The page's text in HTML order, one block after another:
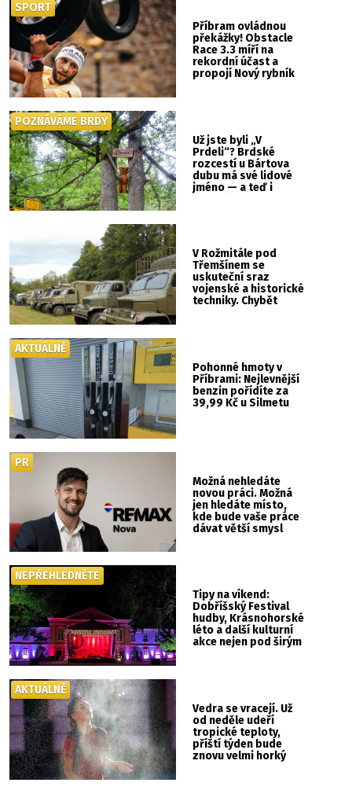
Příbram ovládnou
překážky! Obstacle
Race 3.3 míří na
rekordní účast a
propojí Nový rybník
SPORT
Už jste byli „V
Prdeli“? Brdské
rozcestí u Bártova
dubu má své lidové
jméno — a teď i
POZNÁVÁME BRDY
V Rožmitále pod
Třemšínem se
uskuteční sraz
vojenské a historické
techniky. Chybět
Pohonné hmoty v
Příbrami: Nejlevnější
benzin pořídíte za
39,99 Kč u Silmetu
AKTUÁLNĚ
Možná nehledáte
novou práci. Možná
jen hledáte místo,
kde bude vaše práce
dávat větší smysl
PR
Tipy na víkend:
Dobříšský Festival
hudby, Krásnohorské
léto a další kulturní
akce nejen pod širým
NEPŘEHLÉDNĚTE
Vedra se vracejí. Už
od neděle udeří
tropické teploty,
příští týden bude
znovu velmi horký
AKTUÁLNĚ